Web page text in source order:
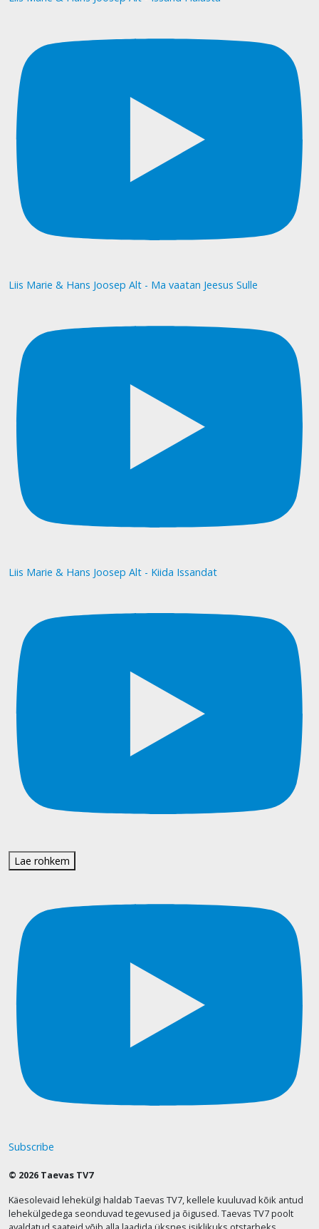
Liis Marie & Hans Joosep Alt - Ma vaatan Jeesus Sulle
Liis Marie & Hans Joosep Alt - Kiida Issandat
Lae rohkem
Subscribe
© 2026 Taevas TV7
Käesolevaid lehekülgi haldab Taevas TV7, kellele kuuluvad kõik antud
lehekülgedega seonduvad tegevused ja õigused. Taevas TV7 poolt